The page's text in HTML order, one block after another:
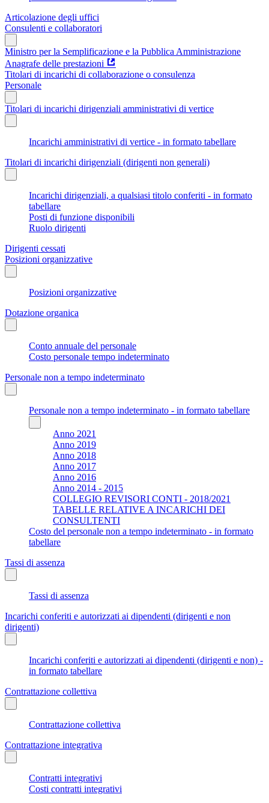
Articolazione degli uffici
Consulenti e collaboratori
Ministro per la Semplificazione e la Pubblica Amministrazione
Anagrafe delle prestazioni
Titolari di incarichi di collaborazione o consulenza
Personale
Titolari di incarichi dirigenziali amministrativi di vertice
Incarichi amministrativi di vertice - in formato tabellare
Titolari di incarichi dirigenziali (dirigenti non generali)
Incarichi dirigenziali, a qualsiasi titolo conferiti - in formato
tabellare
Posti di funzione disponibili
Ruolo dirigenti
Dirigenti cessati
Posizioni organizzative
Posizioni organizzative
Dotazione organica
Conto annuale del personale
Costo personale tempo indeterminato
Personale non a tempo indeterminato
Personale non a tempo indeterminato - in formato tabellare
Anno 2021
Anno 2019
Anno 2018
Anno 2017
Anno 2016
Anno 2014 - 2015
COLLEGIO REVISORI CONTI - 2018/2021
TABELLE RELATIVE A INCARICHI DEI
CONSULTENTI
Costo del personale non a tempo indeterminato - in formato
tabellare
Tassi di assenza
Tassi di assenza
Incarichi conferiti e autorizzati ai dipendenti (dirigenti e non
dirigenti)
Incarichi conferiti e autorizzati ai dipendenti (dirigenti e non) -
in formato tabellare
Contrattazione collettiva
Contrattazione collettiva
Contrattazione integrativa
Contratti integrativi
Costi contratti integrativi